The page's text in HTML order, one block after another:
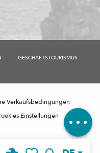
Reservieren
Kommentare
GESCHÄFTSTOURISMUS
Verkaufsbedingungen
Einstellungen